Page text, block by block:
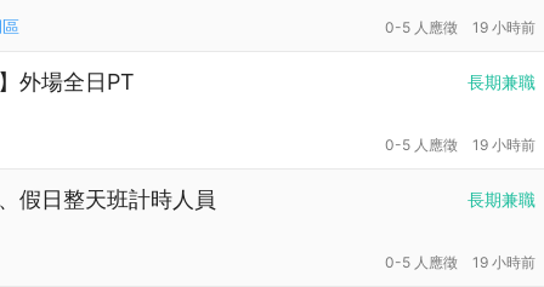
0-5 人應徵 19 小時前
長期兼職
外場全日PT
0-5 人應徵 19 小時前
長期兼職
假日整天班計時人員
0-5 人應徵 19 小時前